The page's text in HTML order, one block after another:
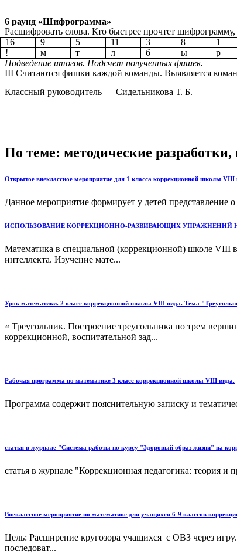
6 раунд «Шифрограмма»
Расшифровать слова. Кто быстрее прочтет шифрограмму,
16
9 5 11 3 8 1
!
м т л б ы р
Подведение итогов. Подсчет полученных фишек.
III Считаются фишки каждой команды. Выявляется
Классный руководитель Сидельникова Т. Б.
По теме: методические
Открытое внеклассное мероприятие для 1 класса коррекционной школы
Данное мероприятие формирует у детей представление
ИСПОЛЬЗОВАНИЕ КОРРЕКЦИОННО-РАЗВИВАЮЩИХ УПРАЖНЕНИЙ
Математика в специальной (коррекционной) школе VIII
интеллекта. Изучение мате...
Урок математики. 2 класс коррекционной школы VIII вида. Тема
« Треугольник. Построение треугольника по трем
коррекционной, воспитательной зад...
Рабочая программа по математике 3 класс коррекционной школы VIII вида.
Программа содержит пояснительную записку и
статья в журнале "Система работы по курсу "Здоровый образ жизни" на
статья в журнале "Коррекционная педагогика: теория и
Внеклассное мероприятие по математике для учащихся 6-9 классов
Цель: Расширение кругозора учащихся с ОВЗ через
последоват...